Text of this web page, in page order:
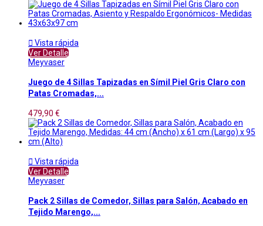
 Vista rápida
Ver Detalle
Meyvaser
Juego de 4 Sillas Tapizadas en Símil Piel Gris Claro con
Patas Cromadas,...
479,90 €
 Vista rápida
Ver Detalle
Meyvaser
Pack 2 Sillas de Comedor, Sillas para Salón, Acabado en
Tejido Marengo,...